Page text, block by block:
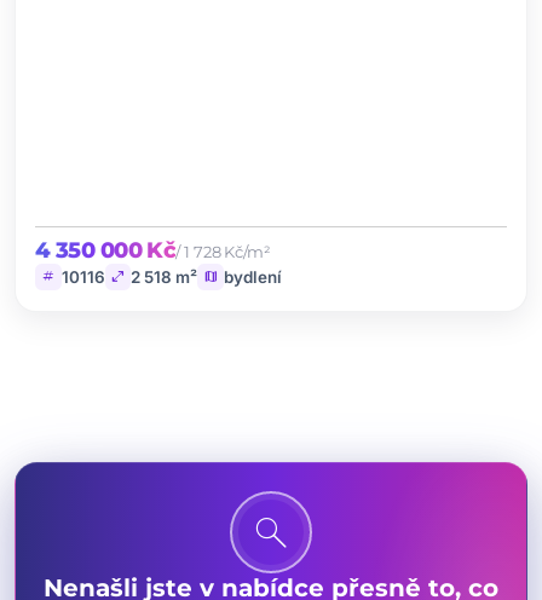
4 350 000 Kč/ 1 728 Kč/m²
tag 10116 open_in_full 2 518 m² map bydlení
search
Nenašli jste v nabídce přesně to, co